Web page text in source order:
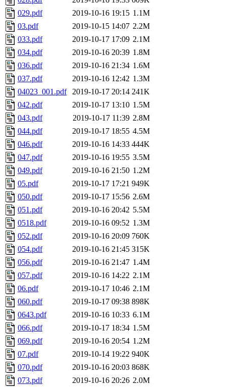
029.pdf
2019-10-16 19:15 1.1M
03.pdf
2019-10-15 14:07 2.2M
033.pdf
2019-10-17 17:09 2.1M
034.pdf
2019-10-16 20:39 1.8M
036.pdf
2019-10-16 21:34 1.6M
037.pdf
2019-10-16 12:42 1.3M
04023_001.pdf
2019-10-17 20:14 241K
042.pdf
2019-10-17 13:10 1.5M
043.pdf
2019-10-17 11:39 2.8M
044.pdf
2019-10-17 18:55 4.5M
046.pdf
2019-10-16 14:33 444K
047.pdf
2019-10-16 19:55 3.5M
049.pdf
2019-10-16 21:50 1.2M
05.pdf
2019-10-17 17:21 949K
050.pdf
2019-10-17 15:56 2.6M
051.pdf
2019-10-16 20:42 5.5M
0518.pdf
2019-10-16 09:52 1.3M
052.pdf
2019-10-16 20:09 760K
054.pdf
2019-10-16 21:45 315K
056.pdf
2019-10-16 21:47 1.4M
057.pdf
2019-10-16 14:22 2.1M
06.pdf
2019-10-17 10:46 2.1M
060.pdf
2019-10-17 09:38 898K
0643.pdf
2019-10-16 10:33 6.1M
066.pdf
2019-10-17 18:34 1.5M
069.pdf
2019-10-16 20:54 1.2M
07.pdf
2019-10-14 19:22 940K
070.pdf
2019-10-16 20:03 868K
073.pdf
2019-10-16 20:26 2.0M